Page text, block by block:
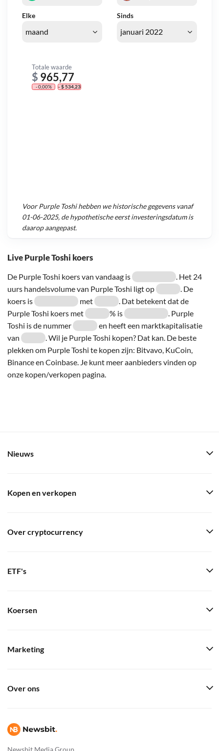
Live Purple Toshi koers
De Purple Toshi koers van vandaag is
. Het 24
uurs handelsvolume van Purple Toshi ligt op
. De
koers is
met
. Dat betekent dat de
Purple Toshi koers met
% is
. Purple
Toshi is de nummer
en heeft een marktkapitalisatie
van
. Wil je Purple Toshi kopen? Dat kan. De beste
plekken om Purple Toshi te kopen zijn: Bitvavo, KuCoin,
Binance en Coinbase. Je kunt meer aanbieders vinden op
onze kopen/verkopen pagina.
Elke Sinds
Totale waarde
$ 965,77
- 0,00% - $ 534,23
VoorPurple Toshihebben we historische gegevens vanaf
01-06-2025, de hypothetische eerst investeringsdatum is
daarop aangepast.
Newsbit Media Group
Nieuws
Kopen en verkopen
Over cryptocurrency
ETF's
Koersen
Marketing
Over ons